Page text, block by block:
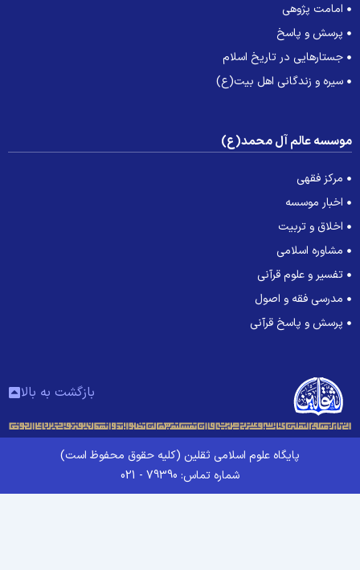
امامت پژوهی
پرسش و پاسخ
جستارهایی در تاریخ اسلام
سیره و زندگانی اهل بیت(ع)
عالم آل محمد(ع)
مرکز فقهی
اخبار موسسه
اخلاق و تربیت
مشاوره اسلامی
تفسیر و علوم قرآنی
مدرسی فقه و اصول
پرسش و پاسخ قرآنی
بازگشت به بالا
پایگاه علوم اسلامی ثقلین (کلیه حقوق محفوظ است)
شماره تماس: 79390 - 021